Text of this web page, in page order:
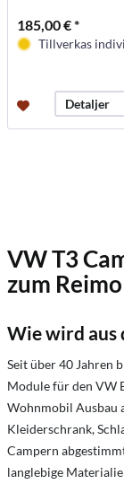
185,00 € *
Tillverkas
Detaljer
VW T3
zum
Wie wird aus
Seit über 40 Jahren
Module für den VW
Wohnmobil Ausbau
Kleiderschrank,
Campern
langlebige